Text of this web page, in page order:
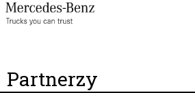
Partnerzy